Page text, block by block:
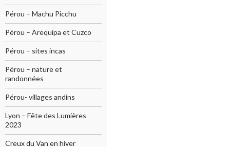
Pérou – Machu Picchu
Pérou – Arequipa et Cuzco
Pérou – sites incas
Pérou – nature et
randonnées
Pérou- villages andins
Lyon – Fête des Lumières
2023
Creux du Van en hiver